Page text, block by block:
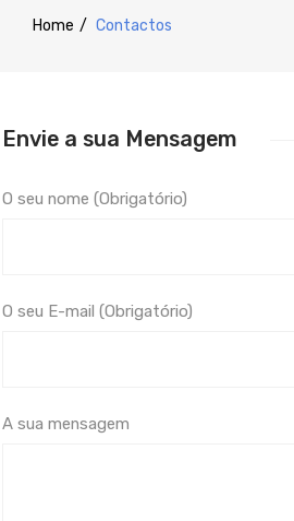
Home / Contactos
Envie a sua Mensagem
O seu nome (Obrigatório)
O seu E-mail (Obrigatório)
A sua mensagem